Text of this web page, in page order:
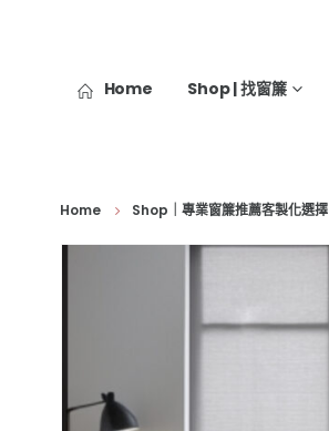
Home Shop | 找窗簾
Home Shop｜專業窗簾推薦客製化選擇